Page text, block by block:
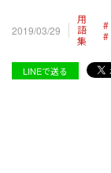
2019/03/29
用
語
集
LINEで送る